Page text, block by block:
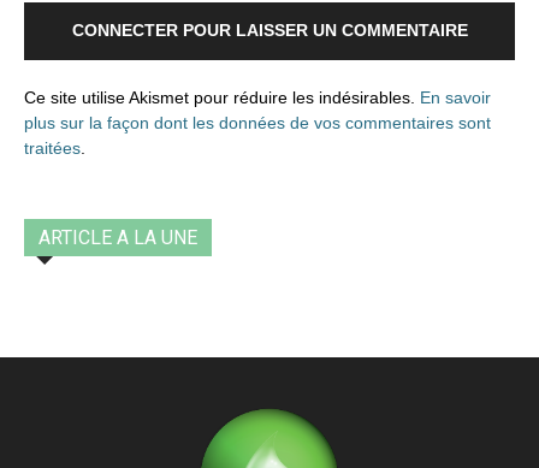
CONNECTER POUR LAISSER UN COMMENTAIRE
Ce site utilise Akismet pour réduire les indésirables. En savoir
plus sur la façon dont les données de vos commentaires sont
traitées
ARTICLE A LA UNE